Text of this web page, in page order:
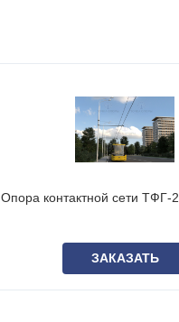
Опора контактной сети ТФГ-
ЗАКАЗАТЬ